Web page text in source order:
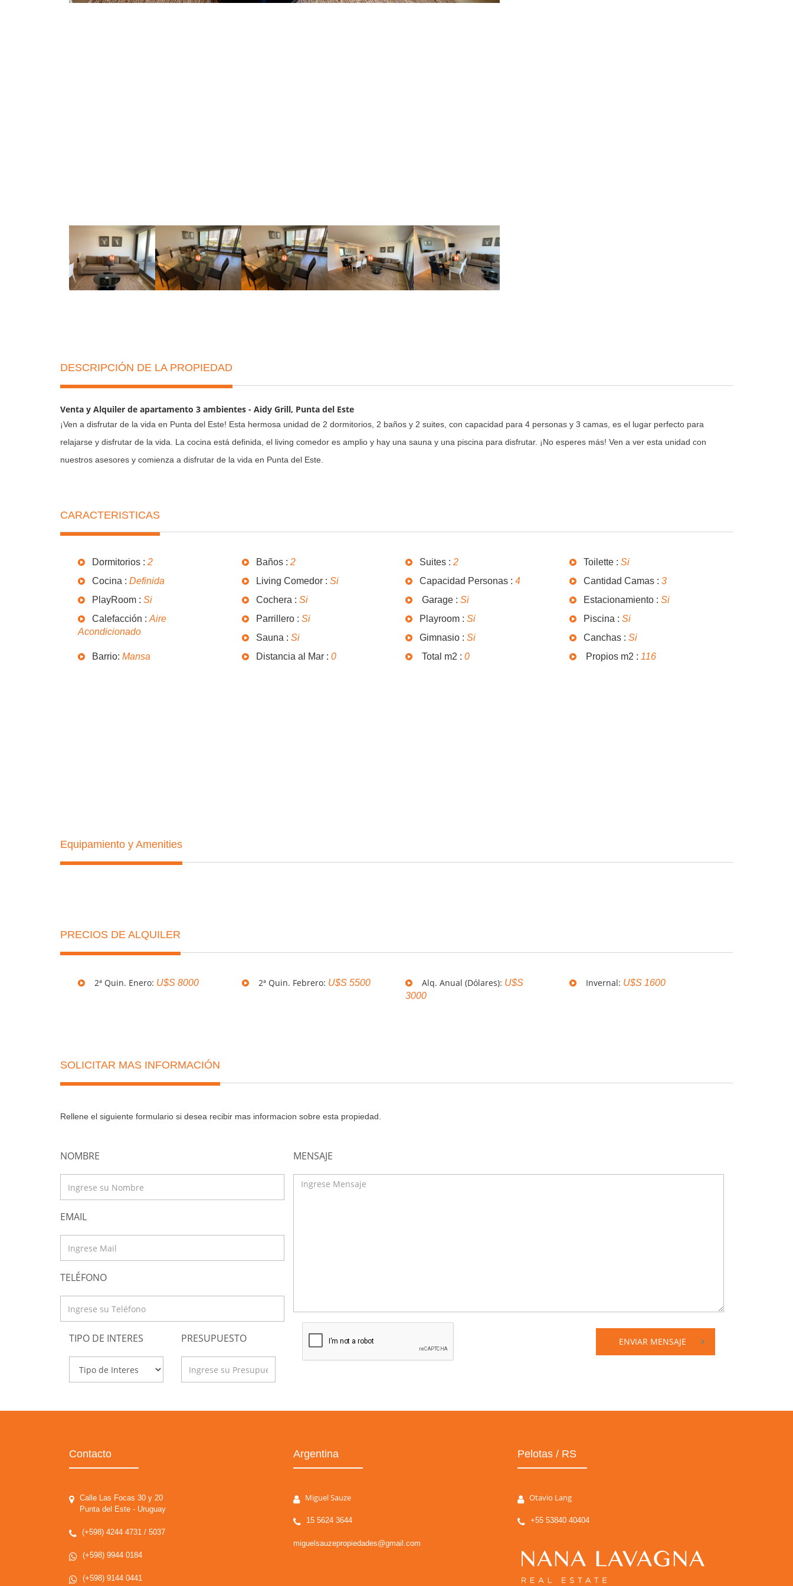
DESCRIPCIÓN DE LA PROPIEDAD
Venta y Alquiler de apartamento 3 ambientes - Aidy Grill, Punta del Este
¡Ven a disfrutar de la vida en Punta del Este! Esta hermosa unidad de 2 dormitorios, 2 baños y 2 suites, con capacidad para 4 personas y 3 camas, es el lugar perfecto para
relajarse y disfrutar de la vida. La cocina está definida, el living comedor es amplio y hay una sauna y una piscina para disfrutar. ¡No esperes más! Ven a ver esta unidad con
nuestros asesores y comienza a disfrutar de la vida en Punta del Este.
CARACTERISTICAS
Dormitorios : 2 Baños : 2 Suites : 2 Toilette : Si
Cocina : Definida Living Comedor : Si Capacidad Personas : 4 Cantidad Camas : 3
PlayRoom : Si Cochera : Si Garage : Si Estacionamiento : Si
Calefacción : Aire
Acondicionado
Parrillero : Si Playroom : Si Piscina : Si
Sauna : Si Gimnasio : Si Canchas : Si
Barrio: Mansa Distancia al Mar : 0 Total m2 : 0 Propios m2 : 116
Equipamiento y Amenities
PRECIOS DE ALQUILER
2ª Quin. Enero: U$S 8000 2ª Quin. Febrero: U$S 5500 Alq. Anual (Dólares): U$S
3000
Invernal: U$S 1600
SOLICITAR MAS INFORMACIÓN
Rellene el siguiente formulario si desea recibir mas informacion sobre esta propiedad.
NOMBRE
EMAIL
TELÉFONO
TIPO DE INTERES PRESUPUESTO
MENSAJE
ENVIAR MENSAJE
Contacto
Calle Las Focas 30 y 20
Punta del Este - Uruguay
(+598) 4244 4731 / 5037
(+598) 9944 0184
(+598) 9144 0441
Argentina
Miguel Sauze
15 5624 3644
miguelsauzepropiedades@gmail.com
Pelotas / RS
Otavio Lang
+55 53840 40404